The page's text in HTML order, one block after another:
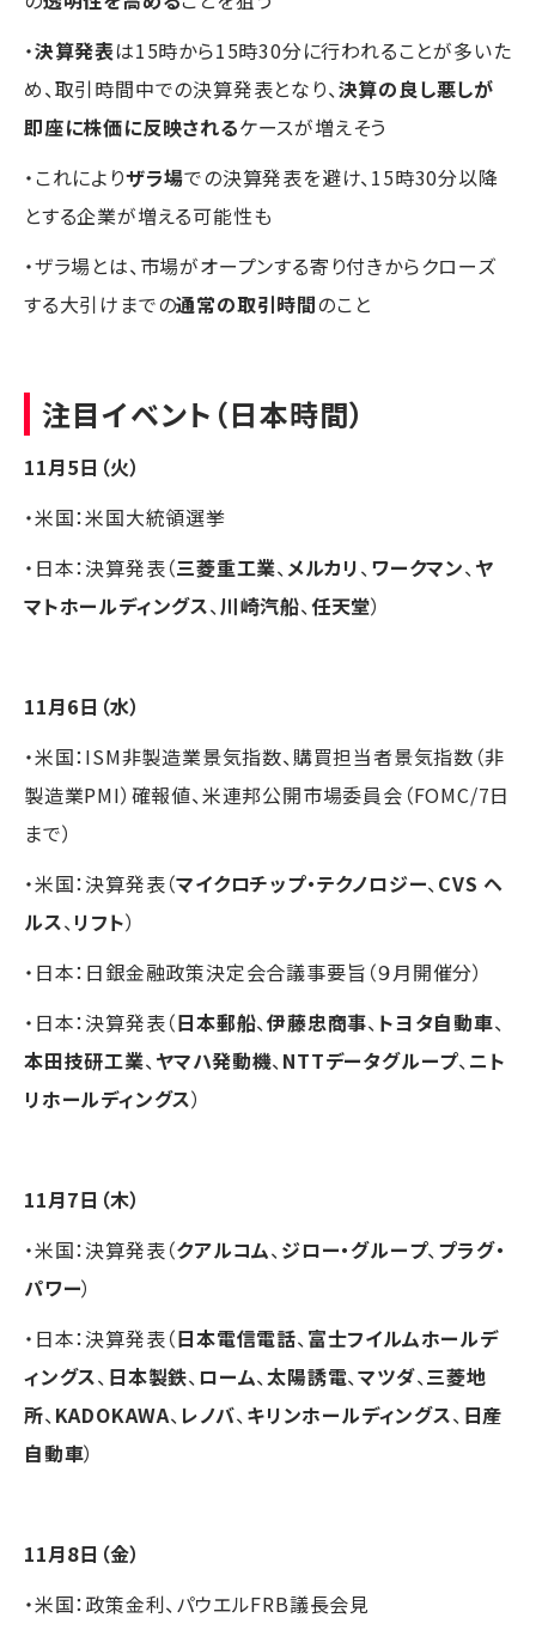
・決算発表は15時から15時30分に行われることが多いた
め、取引時間中での決算発表となり、決算の良し悪しが
即座に株価に反映されるケースが増えそう
・これによりザラ場での決算発表を避け、15時30分以降
とする企業が増える可能性も
・ザラ場とは、市場がオープンする寄り付きからクローズ
する大引けまでの通常の取引時間のこと
注目イベント（日本時間）
11月5日（火）
・米国：米国大統領選挙
・日本：決算発表（三菱重工業、メルカリ、ワークマン、ヤ
マトホールディングス、川崎汽船、任天堂）
11月6日（水）
・米国：ISM非製造業景気指数、購買担当者景気指数（非
製造業PMI）確報値、米連邦公開市場委員会（FOMC/7日
まで）
・米国：決算発表（マイクロチップ・テクノロジー、CVS ヘ
ルス、リフト）
・日本：日銀金融政策決定会合議事要旨（９月開催分）
・日本：決算発表（日本郵船、伊藤忠商事、 トヨタ自動車、
本田技研工業、ヤマハ発動機、NTTデータグループ、ニト
リホールディングス）
11月7日（木）
・米国：決算発表（クアルコム、ジロー・グループ、プラグ・
パワー）
・日本：決算発表（日本電信電話、富士フイルムホールデ
ィングス、 日本製鉄、 ローム、太陽誘電、マツダ、三菱地
所、KADOKAWA、 レノバ、キリンホールディングス、 日産
自動車）
11月8日（金）
・米国：政策金利、パウエルFRB議長会見